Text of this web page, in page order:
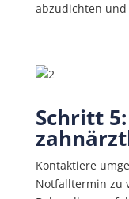
abzudichten und
Schritt
Kontaktiere
Notfalltermin zu